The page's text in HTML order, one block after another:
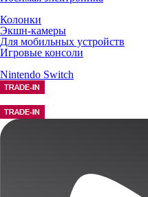
Колонки
Экшн-камеры
Для мобильных устройств
Игровые консоли
Nintendo Switch